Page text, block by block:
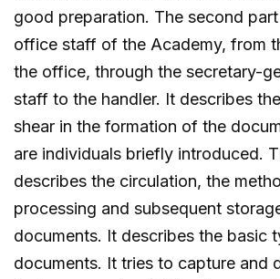
good preparation. The second
office staff of the Academy, from
the office, through the secretary-
staff to the handler. It describes
shear in the formation of the
are individuals briefly introduced.
describes the circulation, the
processing and subsequent
documents. It describes the basic
documents. It tries to capture and